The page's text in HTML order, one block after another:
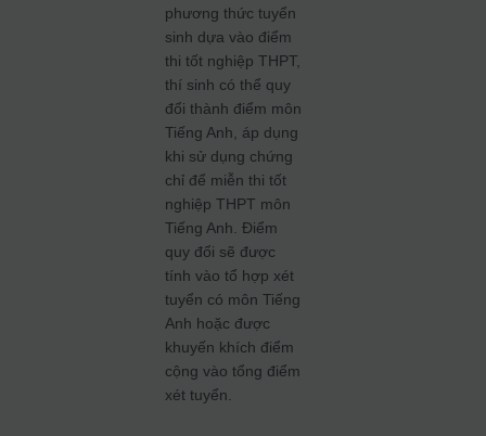
phương thức tuyển
sinh dựa vào điểm
thi tốt nghiệp THPT,
thí sinh có thể quy
đổi thành điểm môn
Tiếng Anh, áp dụng
khi sử dụng chứng
chỉ để miễn thi tốt
nghiệp THPT môn
Tiếng Anh. Điểm
quy đổi sẽ được
tính vào tổ hợp xét
tuyển có môn Tiếng
Anh hoặc được
khuyến khích điểm
cộng vào tổng điểm
xét tuyển.